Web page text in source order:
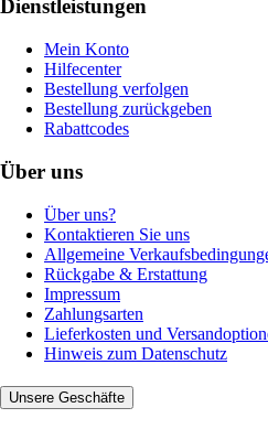
Dienstleistungen
Mein Konto
Hilfecenter
Bestellung verfolgen
Bestellung zurückgeben
Rabattcodes
Über uns
Über uns?
Kontaktieren Sie uns
Allgemeine
Rückgabe & Erstattung
Impressum
Zahlungsarten
Lieferkosten und
Hinweis zum Datenschutz
Unsere Geschäfte